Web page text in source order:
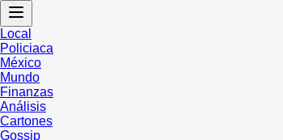
Local
Policiaca
México
Mundo
Finanzas
Análisis
Cartones
Gossip